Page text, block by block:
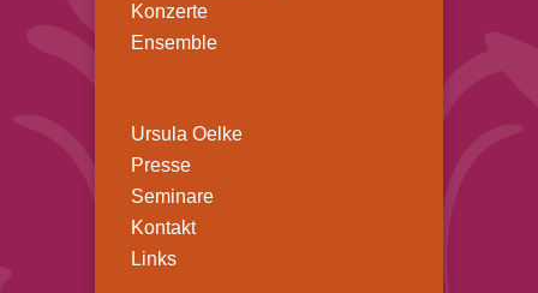
Konzerte
Ensemble
Ursula Oelke
Presse
Seminare
Kontakt
Links